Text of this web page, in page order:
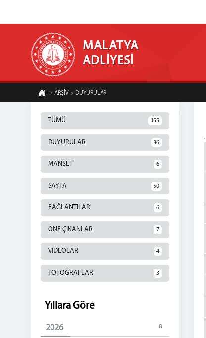
MALATYA
ADLİYESİ
ARŞİV > DUYURULAR
TÜMÜ 155
DUYURULAR 86
MANŞET 6
SAYFA 50
BAĞLANTILAR 6
ÖNE ÇIKANLAR 7
VİDEOLAR 4
FOTOĞRAFLAR 3
Yıllara Göre
2026 8